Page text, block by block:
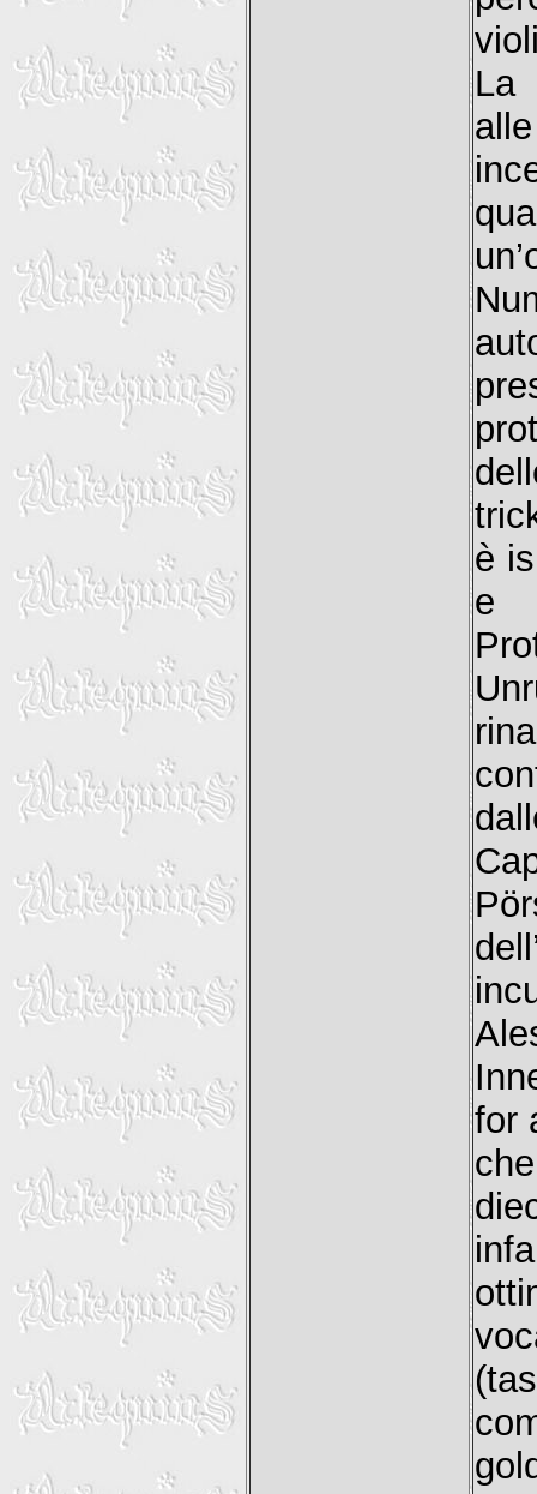
La
è
e
for